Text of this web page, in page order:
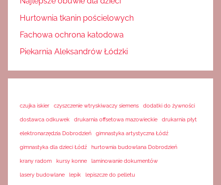
Hurtownia tkanin pościelowych
Fachowa ochrona katodowa
Piekarnia Aleksandrów Łódzki
czujka iskier czyszczenie wtryskiwaczy siemens dodatki do żywności
dostawca odkuwek drukarnia offsetowa mazowieckie drukarnia płyt
elektronarzędzia Dobrodzień gimnastyka artystyczna Łódź
gimnastyka dla dzieci Łódź hurtownia budowlana Dobrodzień
krany radom kursy konne laminowanie dokumentów
lasery budowlane lepik lepiszcze do pelletu